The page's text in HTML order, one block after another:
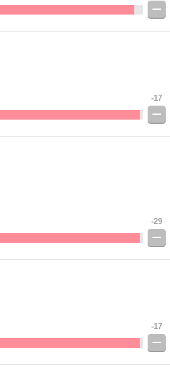
-17
-29
-17